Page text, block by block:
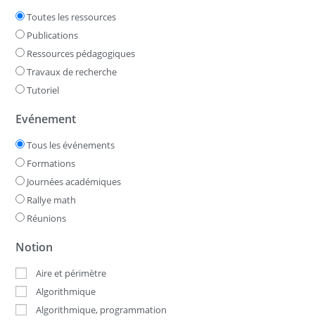
Toutes les ressources
Publications
Ressources pédagogiques
Travaux de recherche
Tutoriel
Evénement
Tous les événements
Formations
Journées académiques
Rallye math
Réunions
Notion
Aire et périmètre
Algorithmique
Algorithmique, programmation